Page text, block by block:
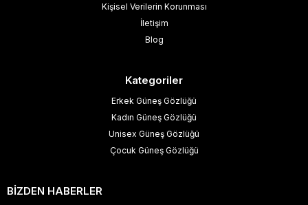
Kişisel Verilerin Korunması
İletişim
Blog
Kategoriler
Erkek Güneş Gözlüğü
Kadın Güneş Gözlüğü
Unisex Güneş Gözlüğü
Çocuk Güneş Gözlüğü
BİZDEN HABERLER